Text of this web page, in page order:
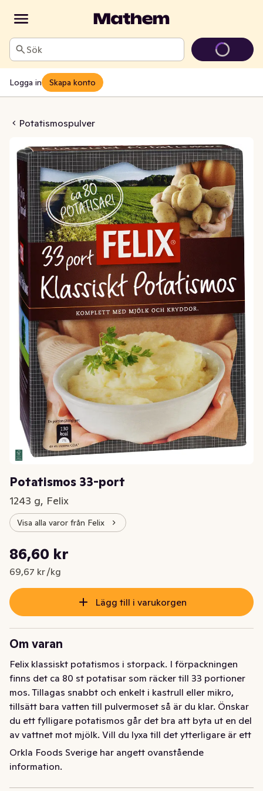
Sök
Logga in Skapa konto
Potatismospulver
33-port
Potatismos 33-port
1243 g, Felix
Visa alla varor från Felix
Nuvarande pris är: 86,60 kr
86,60 kr
69,67 kr /kg
Styckpris: 69,67 kr /kg
Lägg till i varukorgen
Om varan
Felix klassiskt potatismos i storpack. I förpackningen
finns det ca 80 st potatisar som räcker till 33 portioner
mos. Tillagas snabbt och enkelt i kastrull eller mikro,
tillsätt bara vatten till pulvermoset så är du klar. Önskar
du ett fylligare potatismos går det bra att byta ut en del
av vattnet mot mjölk. Vill du lyxa till det ytterligare är ett
tips att lägga till lite smör och hackad persilja. För att
läsa mer om Felix produkter besök felix.se
Orkla Foods Sverige har angett ovanstående
information.